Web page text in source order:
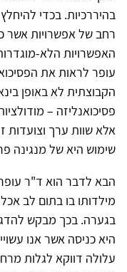
בהיררכיות. בכדי להיחלץ
רחב של אפשרויות אשר
האפשרויות הלא-
עופר לראות את
הקבוצתית לא באופן
פסיכואנליזה –
אלא שוות ערך וצועדות
שימוש היא של מנגינה
הבא לדבר הוא ד"ר
מילדותו בו בתום לב
בגערה. בכך מבקש
היא כניסה אשר אנו
עלולה דווקא לגלות